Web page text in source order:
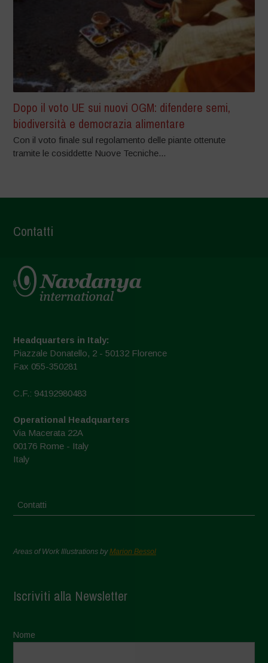
Dopo il voto UE sui nuovi OGM: difendere semi,
biodiversità e democrazia alimentare
Con il voto finale sul regolamento delle piante ottenute
tramite le cosiddette Nuove Tecniche...
Contatti
Headquarters in Italy:
Piazzale Donatello, 2 - 50132 Florence
Fax 055-350281
C.F.: 94192980483
Operational Headquarters
Via Macerata 22A
00176 Rome - Italy
Italy
Contatti
Areas of Work Illustrations byMarion Bessol
Iscriviti alla Newsletter
Nome